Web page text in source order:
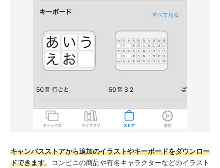
キャンバスストアから追加のイラストやキーボードをダウンロー
ドできます。コンビニの商品や有名キャラクターなどのイラスト